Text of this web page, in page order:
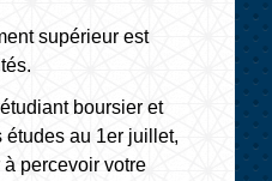
supérieur est
boursier et
études au 1er juillet,
percevoir votre